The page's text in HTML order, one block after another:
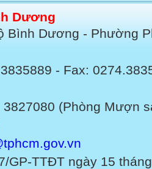
Dương
Bình Dương - Phường
- Fax:
(Phòng Mượn sách
GP-TTĐT ngày 15